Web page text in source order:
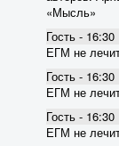
«Мысль»
Гость - 16:30
ЕГМ не
Гость - 16:30
ЕГМ не
Гость - 16:30
ЕГМ не